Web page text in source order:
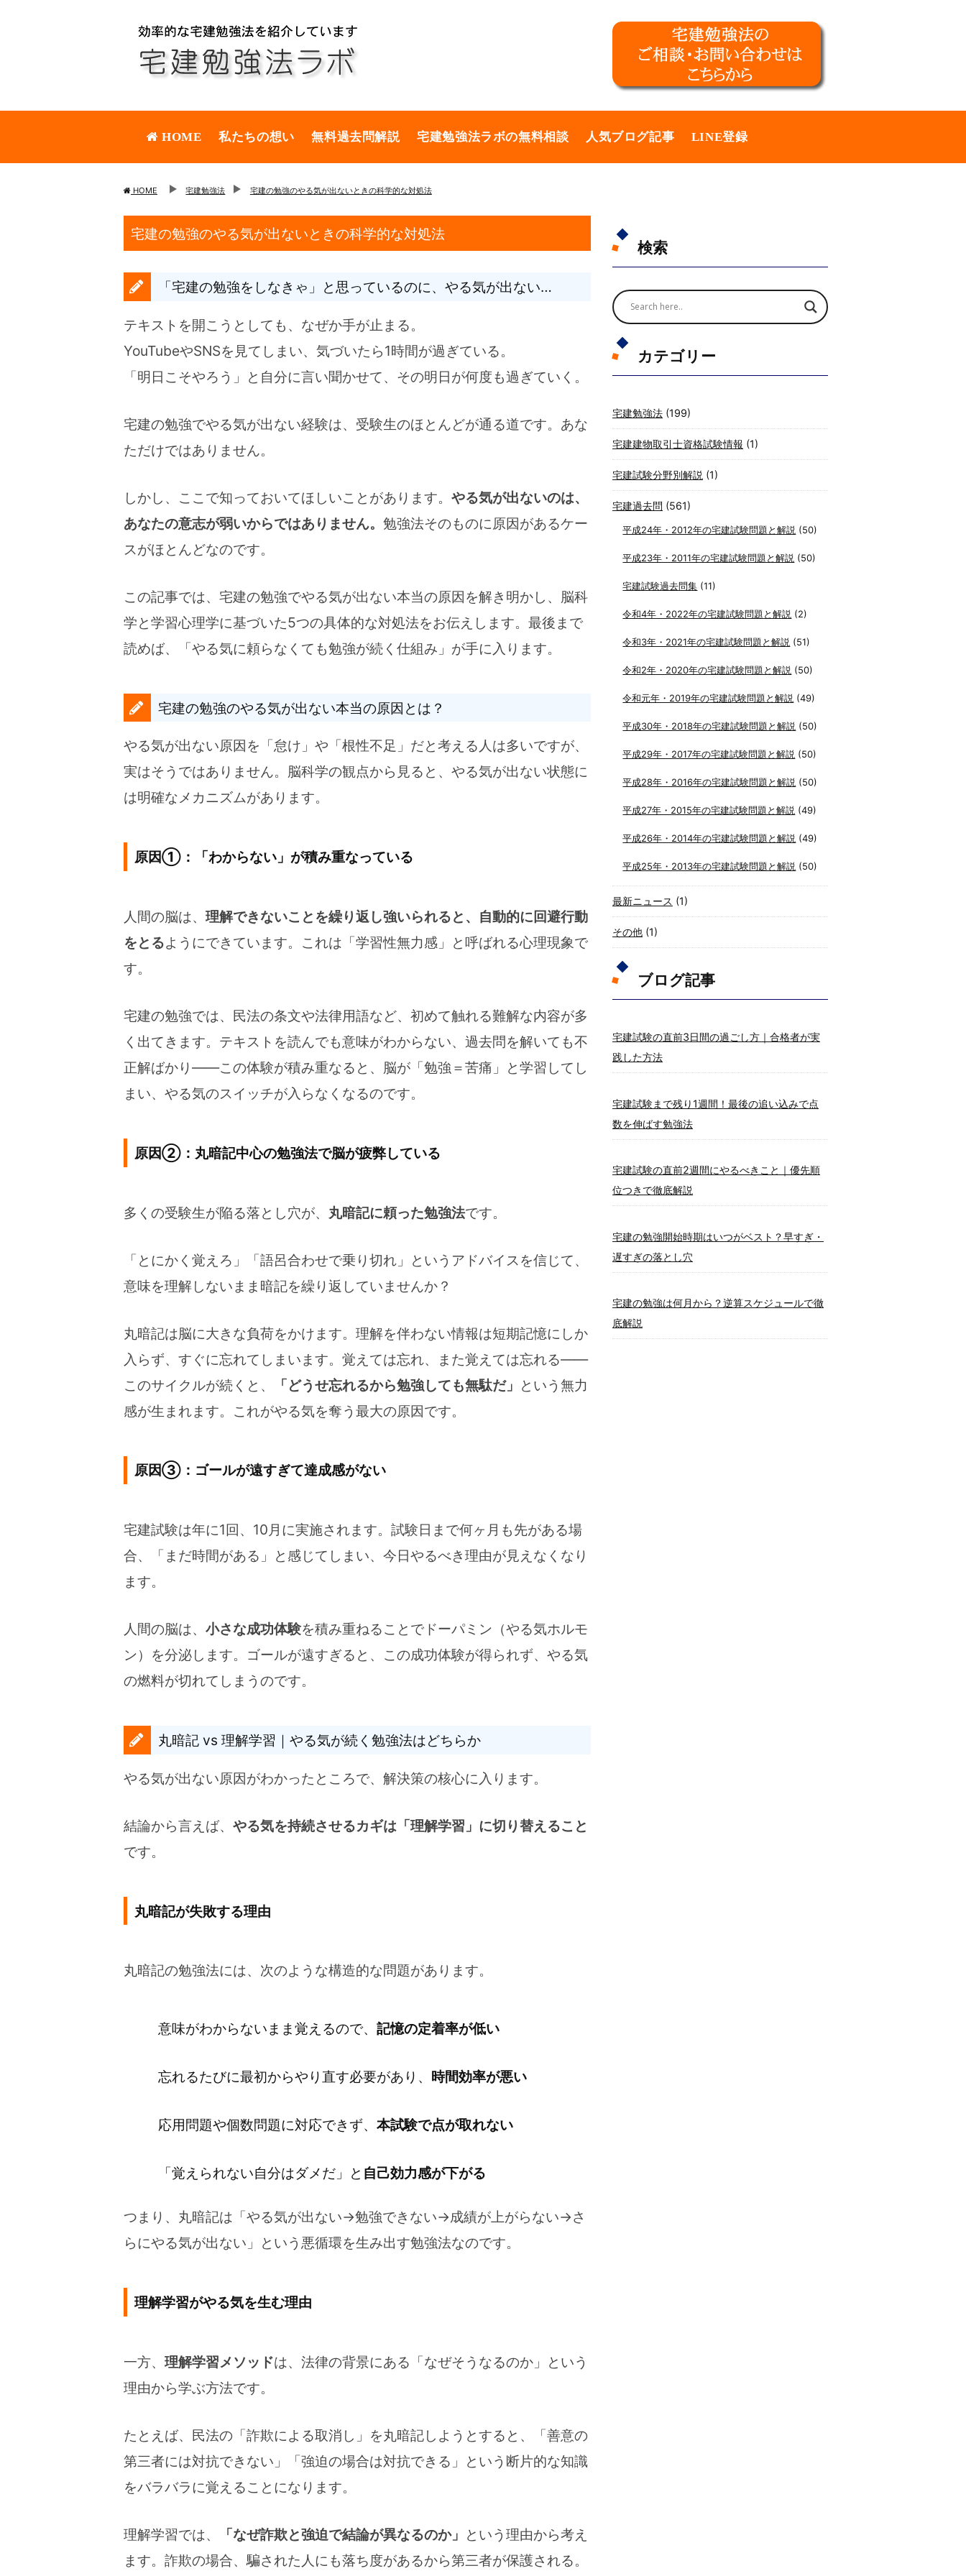
HOME 私たちの想い 無料過去問解説 宅建勉強法ラボの無料相談 人気ブログ記事 LINE登録
HOME 宅建勉強法 宅建の勉強のやる気が出ないときの科学的な対処法
宅建の勉強のやる気が出ないときの科学的な対処法
「宅建の勉強をしなきゃ」と思っているのに、やる気が出ない…
テキストを開こうとしても、なぜか手が止まる。
YouTubeやSNSを見てしまい、気づいたら1時間が過ぎている。
「明日こそやろう」と自分に言い聞かせて、その明日が何度も過ぎていく。
宅建の勉強でやる気が出ない経験は、受験生のほとんどが通る道です。あな
ただけではありません。
しかし、ここで知っておいてほしいことがあります。 やる気が出ないのは、
あなたの意志が弱いからではありません。 勉強法そのものに原因があるケー
スがほとんどなのです。
この記事では、宅建の勉強でやる気が出ない本当の原因を解き明かし、脳科
学と学習心理学に基づいた5つの具体的な対処法をお伝えします。最後まで
読めば、「やる気に頼らなくても勉強が続く仕組み」が手に入ります。
宅建の勉強のやる気が出ない本当の原因とは？
やる気が出ない原因を「怠け」や「根性不足」だと考える人は多いですが、
実はそうではありません。脳科学の観点から見ると、やる気が出ない状態に
は明確なメカニズムがあります。
原因①：「わからない」が積み重なっている
人間の脳は、 理解できないことを繰り返し強いられると、自動的に回避行動
をとるようにできています。これは「学習性無力感」と呼ばれる心理現象で
す。
宅建の勉強では、民法の条文や法律用語など、初めて触れる難解な内容が多
く出てきます。テキストを読んでも意味がわからない、過去問を解いても不
正解ばかり――この体験が積み重なると、脳が「勉強＝苦痛」と学習してし
まい、やる気のスイッチが入らなくなるのです。
原因②：丸暗記中心の勉強法で脳が疲弊している
多くの受験生が陥る落とし穴が、 丸暗記に頼った勉強法です。
「とにかく覚えろ」「語呂合わせで乗り切れ」というアドバイスを信じて、
意味を理解しないまま暗記を繰り返していませんか？
丸暗記は脳に大きな負荷をかけます。理解を伴わない情報は短期記憶にしか
入らず、すぐに忘れてしまいます。覚えては忘れ、また覚えては忘れる――
このサイクルが続くと、
「どうせ忘れるから勉強しても無駄だ」 という無力
感が生まれます。これがやる気を奪う最大の原因です。
原因③：ゴールが遠すぎて達成感がない
宅建試験は年に1回、10月に実施されます。試験日まで何ヶ月も先がある場
合、「まだ時間がある」と感じてしまい、今日やるべき理由が見えなくなり
ます。
人間の脳は、 小さな成功体験を積み重ねることでドーパミン（やる気ホルモ
ン）を分泌します。ゴールが遠すぎると、この成功体験が得られず、やる気
の燃料が切れてしまうのです。
丸暗記 vs 理解学習｜やる気が続く勉強法はどちらか
やる気が出ない原因がわかったところで、解決策の核心に入ります。
結論から言えば、 やる気を持続させるカギは「理解学習」に切り替えること
です。
丸暗記が失敗する理由
丸暗記の勉強法には、次のような構造的な問題があります。
意味がわからないまま覚えるので、 記憶の定着率が低い
忘れるたびに最初からやり直す必要があり、 時間効率が悪い
応用問題や個数問題に対応できず、 本試験で点が取れない
「覚えられない自分はダメだ」と 自己効力感が下がる
つまり、丸暗記は「やる気が出ない→勉強できない→成績が上がらない→さ
らにやる気が出ない」という悪循環を生み出す勉強法なのです。
理解学習がやる気を生む理由
一方、 理解学習メソッドは、法律の背景にある「なぜそうなるのか」という
理由から学ぶ方法です。
たとえば、民法の「詐欺による取消し」を丸暗記しようとすると、「善意の
第三者には対抗できない」「強迫の場合は対抗できる」という断片的な知識
をバラバラに覚えることになります。
理解学習では、 「なぜ詐欺と強迫で結論が異なるのか」 という理由から考え
ます。詐欺の場合、騙された人にも落ち度があるから第三者が保護される。
検索
カテゴリー
宅建勉強法 (199)
宅建建物取引士資格試験情報 (1)
宅建試験分野別解説 (1)
宅建過去問 (561)
平成24年・2012年の宅建試験問題と解説 (50)
平成23年・2011年の宅建試験問題と解説 (50)
宅建試験過去問集 (11)
令和4年・2022年の宅建試験問題と解説 (2)
令和3年・2021年の宅建試験問題と解説 (51)
令和2年・2020年の宅建試験問題と解説 (50)
令和元年・2019年の宅建試験問題と解説 (49)
平成30年・2018年の宅建試験問題と解説 (50)
平成29年・2017年の宅建試験問題と解説 (50)
平成28年・2016年の宅建試験問題と解説 (50)
平成27年・2015年の宅建試験問題と解説 (49)
平成26年・2014年の宅建試験問題と解説 (49)
平成25年・2013年の宅建試験問題と解説 (50)
最新ニュース (1)
その他 (1)
ブログ記事
宅建試験の直前3日間の過ごし方｜合格者が実
践した方法
宅建試験まで残り1週間！最後の追い込みで点
数を伸ばす勉強法
宅建試験の直前2週間にやるべきこと｜優先順
位つきで徹底解説
宅建の勉強開始時期はいつがベスト？早すぎ・
遅すぎの落とし穴
宅建の勉強は何月から？逆算スケジュールで徹
底解説